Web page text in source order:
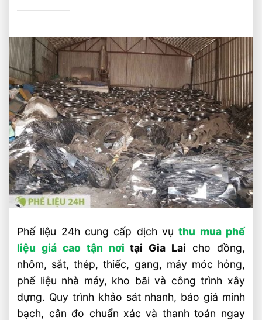
Phế liệu 24h cung cấp dịch vụthu mua phế
liệu giá cao tận nơi tại Gia Lai cho đồng,
nhôm, sắt, thép, thiếc, gang, máy móc hỏng,
phế liệu nhà máy, kho bãi và công trình xây
dựng. Quy trình khảo sát nhanh, báo giá minh
bạch, cân đo chuẩn xác và thanh toán ngay